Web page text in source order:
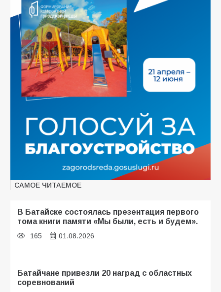
САМОЕ ЧИТАЕМОЕ
В Батайске состоялась презентация первого
тома книги памяти «Мы были, есть и будем».
165 01.08.2026
Батайчане привезли 20 наград с областных
соревнований